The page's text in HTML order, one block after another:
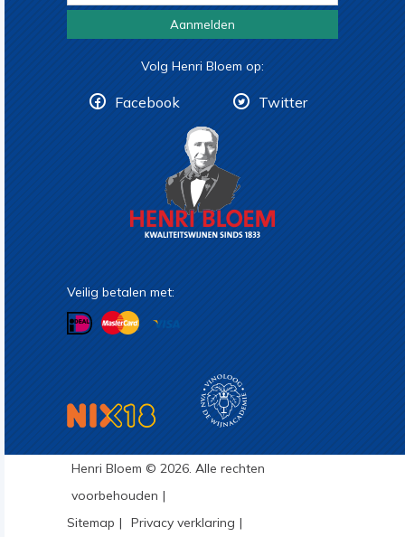
Aanmelden
Volg Henri Bloem op:
Facebook Twitter
Veilig betalen met:
Henri Bloem © 2026. Alle rechten
voorbehouden
Sitemap
Privacy verklaring